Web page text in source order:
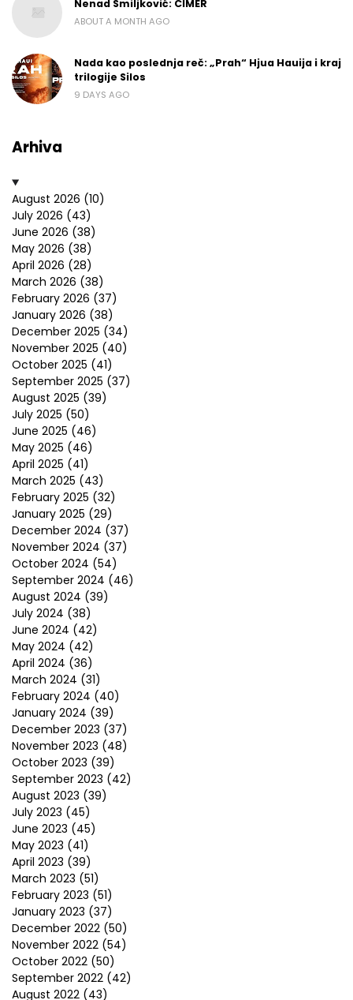
Nenad Smiljković: CIMER
ABOUT A MONTH AGO
Nada kao poslednja reč: „Prah“ Hjua Hauija i kraj
trilogije Silos
9 DAYS AGO
Arhiva
August 2026 (10)
July 2026 (43)
June 2026 (38)
May 2026 (38)
April 2026 (28)
March 2026 (38)
February 2026 (37)
January 2026 (38)
December 2025 (34)
November 2025 (40)
October 2025 (41)
September 2025 (37)
August 2025 (39)
July 2025 (50)
June 2025 (46)
May 2025 (46)
April 2025 (41)
March 2025 (43)
February 2025 (32)
January 2025 (29)
December 2024 (37)
November 2024 (37)
October 2024 (54)
September 2024 (46)
August 2024 (39)
July 2024 (38)
June 2024 (42)
May 2024 (42)
April 2024 (36)
March 2024 (31)
February 2024 (40)
January 2024 (39)
December 2023 (37)
November 2023 (48)
October 2023 (39)
September 2023 (42)
August 2023 (39)
July 2023 (45)
June 2023 (45)
May 2023 (41)
April 2023 (39)
March 2023 (51)
February 2023 (51)
January 2023 (37)
December 2022 (50)
November 2022 (54)
October 2022 (50)
September 2022 (42)
August 2022 (43)